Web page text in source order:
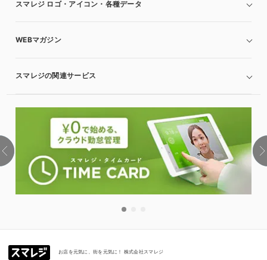
スマレジ ロゴ・アイコン・各種データ
WEBマガジン
スマレジの関連サービス
お店を元気に、街を元気に！ 株式会社スマレジ